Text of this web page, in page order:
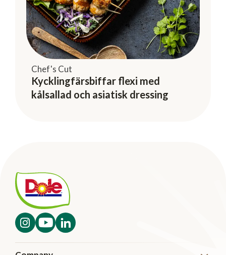
Chef's Cut
Kycklingfärsbiffar flexi med
kålsallad och asiatisk dressing